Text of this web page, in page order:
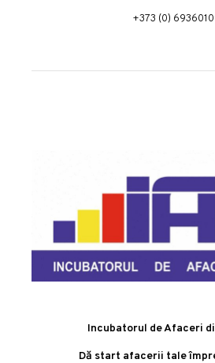
+373 (0)
Incubatorul de Afaceri
Dă start afacerii tale